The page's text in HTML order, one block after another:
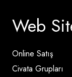
Web
Online Satış
Civata Grupları